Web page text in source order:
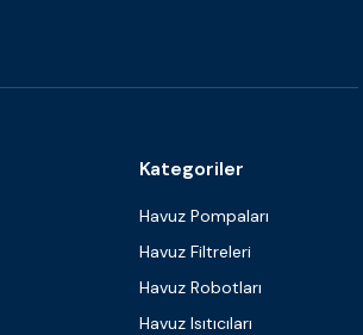
Kategoriler
Havuz Pompaları
Havuz Filtreleri
Havuz Robotları
Havuz Isıtıcıları